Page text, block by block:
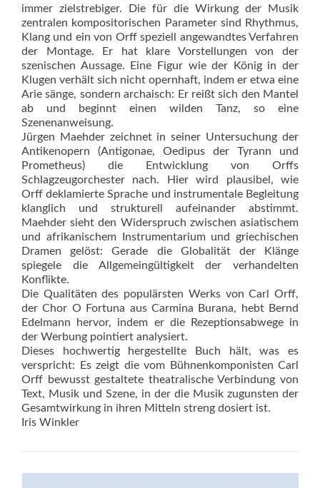
immer zielstrebiger. Die für die Wirkung der Musik
zentralen kompositorischen Parameter sind Rhythmus,
Klang und ein von Orff speziell angewandtes Verfahren
der Montage. Er hat klare Vorstellungen von der
szenischen Aussage. Eine Figur wie der König in der
Klugen verhält sich nicht opernhaft, indem er etwa eine
Arie sänge, sondern archaisch: Er reißt sich den Mantel
ab und beginnt einen wilden Tanz, so eine
Szenenanweisung.
Jürgen Maehder zeichnet in seiner Untersuchung der
Antikenopern (Antigonae, Oedipus der Tyrann und
Prometheus) die Entwicklung von Orffs
Schlagzeugorchester nach. Hier wird plausibel, wie
Orff deklamierte Sprache und instrumentale Begleitung
klanglich und strukturell aufeinander abstimmt.
Maehder sieht den Widerspruch zwischen asiatischem
und afrikanischem Instrumentarium und griechischen
Dramen gelöst: Gerade die Globalität der Klänge
spiegele die Allgemeingültigkeit der verhandelten
Konflikte.
Die Qualitäten des populärsten Werks von Carl Orff,
der Chor O Fortuna aus Carmina Burana, hebt Bernd
Edelmann hervor, indem er die Rezeptionsabwege in
der Werbung pointiert analysiert.
Dieses hochwertig hergestellte Buch hält, was es
verspricht: Es zeigt die vom Bühnenkomponisten Carl
Orff bewusst gestaltete theatralische Verbindung von
Text, Musik und Szene, in der die Musik zugunsten der
Gesamtwirkung in ihren Mitteln streng dosiert ist.
Iris Winkler